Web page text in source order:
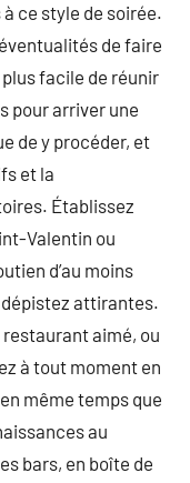
ce style de soirée.
de faire
facile de réunir
pour arriver une
de y procéder, et
et la
Établissez
Valentin ou
d’au moins
attirantes.
aimé, ou
à tout moment en
même temps que
au
bars, en boîte de